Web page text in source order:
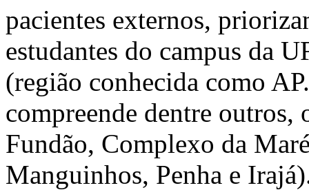
pacientes externos,
estudantes do campus da
(região conhecida como
compreende dentre
Fundão, Complexo da
Manguinhos, Penha e